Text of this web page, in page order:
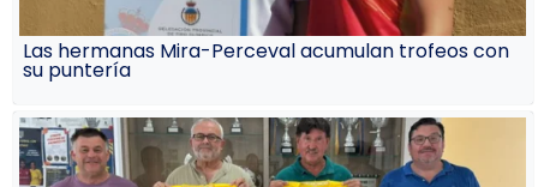
Las hermanas Mira-Perceval acumulan trofeos con
su puntería